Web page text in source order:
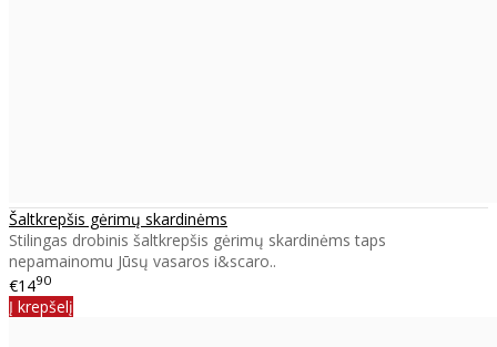
Šaltkrepšis gėrimų skardinėms
Stilingas drobinis šaltkrepšis gėrimų skardinėms taps
nepamainomu Jūsų vasaros i&scaro..
€1490
Į krepšelį